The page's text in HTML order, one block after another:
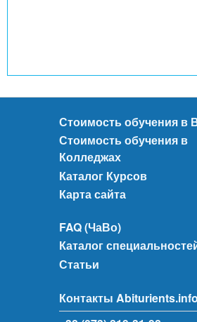
Стоимость обучения в
Стоимость обучения в
Колледжах
Каталог Курсов
Карта сайта
FAQ (ЧаВо)
Каталог
Статьи
Контакты Abiturients.info